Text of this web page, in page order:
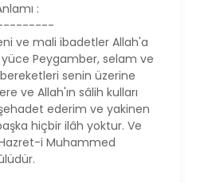
:
ve mali ibadetler Allah'a
yüce Peygamber, selam ve
senin üzerine
ve Allah'ın sâlih kulları
ederim ve yakinen
hiçbir ilâh yoktur. Ve
i Muhammed